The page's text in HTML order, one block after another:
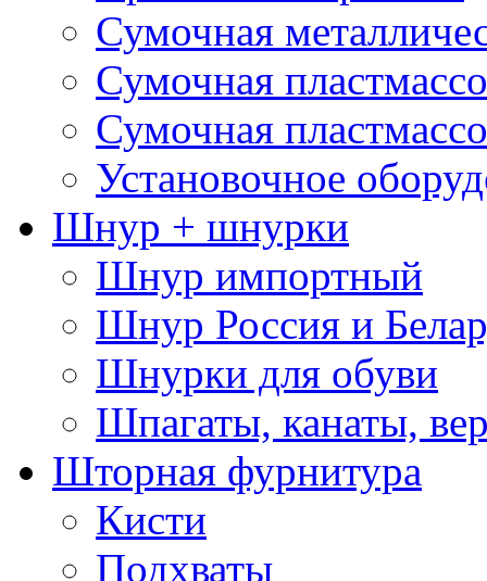
Сумочная
Сумочная
Сумочная
Установочное
Шнур + шнурки
Шнур импортный
Шнур Россия и
Шнурки для обуви
Шпагаты, канаты,
Шторная фурнитура
Кисти
Подхваты